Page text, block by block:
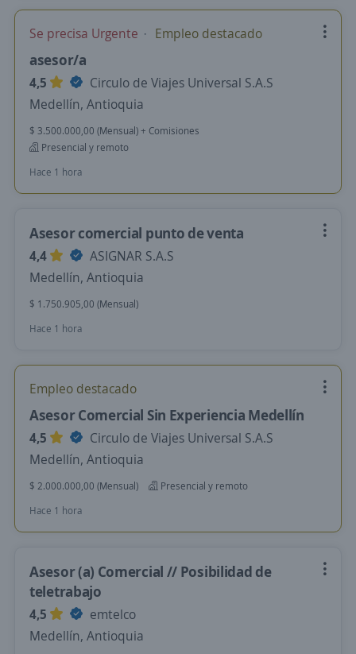
Se precisa Urgente Empleo destacado
asesor/a
4,5
Circulo de Viajes Universal S.A.S
Medellín, Antioquia
$ 3.500.000,00 (Mensual) + Comisiones
Presencial y remoto
Hace 1 hora
Asesor comercial punto de venta
4,4
ASIGNAR S.A.S
Medellín, Antioquia
$ 1.750.905,00 (Mensual)
Hace 1 hora
Empleo destacado
Asesor Comercial Sin Experiencia Medellín
4,5
Circulo de Viajes Universal S.A.S
Medellín, Antioquia
$ 2.000.000,00 (Mensual)
Presencial y remoto
Hace 1 hora
Asesor (a) Comercial // Posibilidad de
teletrabajo
4,5
emtelco
Medellín, Antioquia